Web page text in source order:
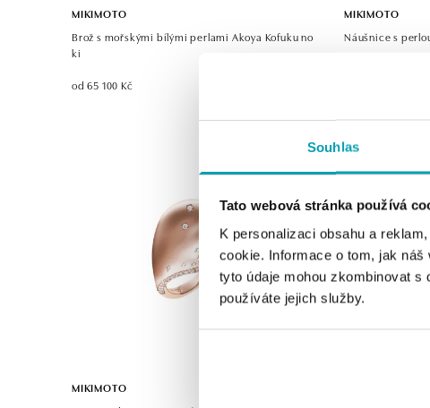
Souhlas
Tato webová stránka používá
K personalizaci obsahu a
cookie. Informace o tom, jak
tyto údaje mohou zkombinovat
používáte jejich služby.
MIKIMOTO
Brož s mořskými bílými perlami Akoya Kofuku no
ki
od 65 100 Kč
MIKIMOTO
Náušnice s
MIKIMOTO